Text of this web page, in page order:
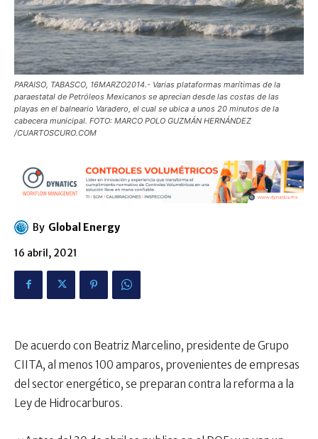
PARAISO, TABASCO, 16MARZO2014.- Varias plataformas marítimas de la
paraestatal de Petróleos Mexicanos se aprecian desde las costas de las
playas en el balneario Varadero, el cual se ubica a unos 20 minutos de la
cabecera municipal. FOTO: MARCO POLO GUZMÁN HERNÁNDEZ
/CUARTOSCURO.COM
By Global Energy
16 abril, 2021
De acuerdo con Beatriz Marcelino, presidente de Grupo
CIITA, al menos 100 amparos, provenientes de empresas
del sector energético, se preparan contra la reforma a la
Ley de Hidrocarburos.